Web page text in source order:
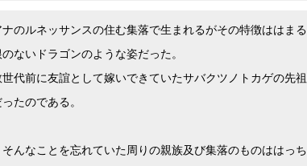
ナのルネッサンスの住む集落で生まれるがその特徴ははまる
ないドラゴンのような姿だった。
代前に友誼として嫁いできていたサバクツノトカゲの先祖
たのである。
そんなことを忘れていた周りの親族及び集落のものははっち